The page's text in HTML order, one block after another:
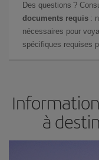
Des questions ?
documents requis :
nécessaires pour
spécifiques requises
à